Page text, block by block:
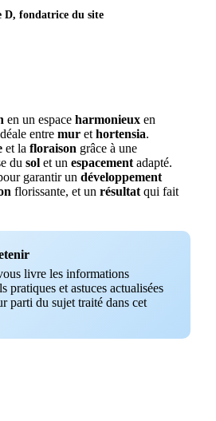
D, fondatrice du site
en un espace harmonieux en
entre mur et hortensia.
et la floraison grâce à une
du sol et un espacement adapté.
garantir un développement
florissante, et un résultat qui fait
livre les informations
pratiques et astuces actualisées
parti du sujet traité dans cet